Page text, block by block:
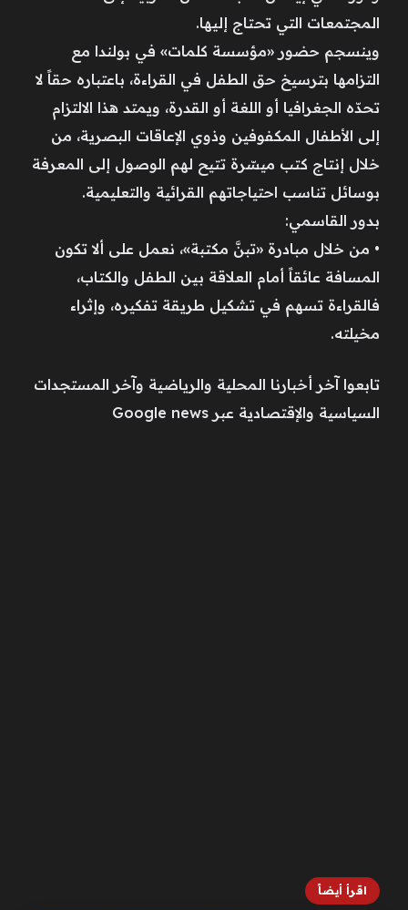
المجتمعات التي تحتاج إليها.
وينسجم حضور «مؤسسة كلمات» في بولندا مع
التزامها بترسيخ حق الطفل في القراءة، باعتباره حقاً لا
تحدّه الجغرافيا أو اللغة أو القدرة، ويمتد هذا الالتزام
إلى الأطفال المكفوفين وذوي الإعاقات البصرية، من
خلال إنتاج كتب ميسّرة تتيح لهم الوصول إلى المعرفة
بوسائل تناسب احتياجاتهم القرائية والتعليمية.
بدور القاسمي:
• من خلال مبادرة «تبنَّ مكتبة»، نعمل على ألا تكون
المسافة عائقاً أمام العلاقة بين الطفل والكتاب،
فالقراءة تسهم في تشكيل طريقة تفكيره، وإثراء
مخيلته.
تابعوا آخر أخبارنا المحلية والرياضية وآخر المستجدات
السياسية والإقتصادية عبر Google news
اقرأ أيضاً